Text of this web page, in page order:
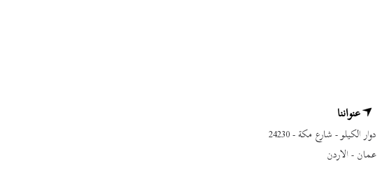
عنواننا
دوار الكيلو - شارع مكة - 24230
عمان - الاردن